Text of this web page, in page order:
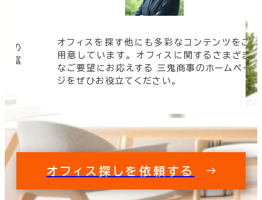
の
豊富
オフィスを探す他にも多彩なコンテンツをご
用意しています。 オフィスに関するさまざま
なご要望にお応えする 三鬼商事のホームペー
ジをぜひお役立てください。
オフィス探しを依頼する